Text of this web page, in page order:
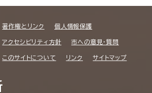
著作権とリンク 個人情報保護
アクセシビリティ方針 市への意見・質問
このサイトについて リンク サイトマップ